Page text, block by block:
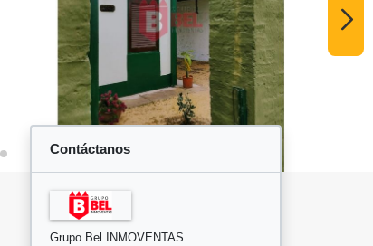
Contáctanos
Grupo Bel INMOVENTAS